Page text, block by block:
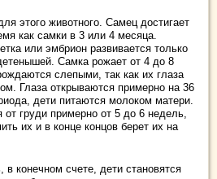
этого животного. Самец достигает
как самки в 3 или 4 месяца.
или эмбрион развивается только
Самка рожает от 4 до 8
слепыми, так как их глаза
Глаза открываются примерно на 36
дети питаются молоком матери.
груди примерно от 5 до 6 недель,
их и в конце концов берет их на
конечном счете, дети становятся